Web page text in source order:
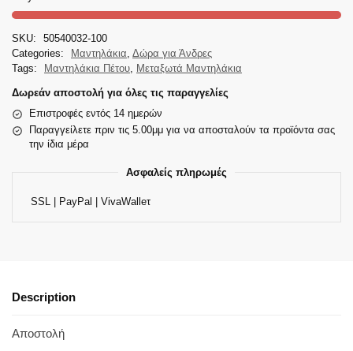
SKU:
50540032-100
Categories:
Μαντηλάκια, Δώρα για Άνδρες
Tags:
Μαντηλάκια Πέτου, Μεταξωτά Μαντηλάκια
Δωρεάν αποστολή για όλες τις παραγγελίες
Επιστροφές εντός 14 ημερών
Παραγγείλετε πριν τις 5.00μμ για να αποσταλούν τα προϊόντα σας
την ίδια μέρα
Ασφαλείς πληρωμές
SSL | PayPal | VivaWalleτ
Description
Αποστολή